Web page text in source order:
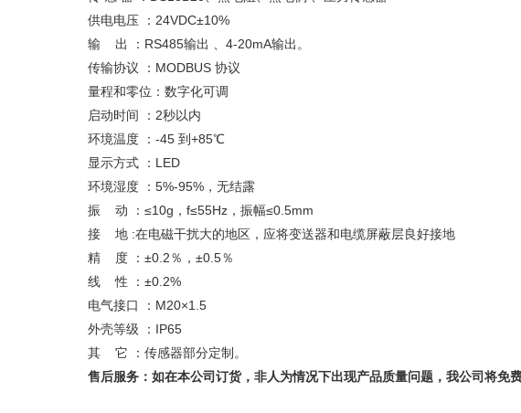
供电电压 ：24VDC±10%
输 出 ：RS485输出 、4-20mA输出。
传输协议 ：MODBUS 协议
量程和零位：数字化可调
启动时间 ：2秒以内
环境温度 ：-45 到+85℃
显示方式 ：LED
环境湿度 ：5%-95%，无结露
振 动 ：≤10g，f≤55Hz，振幅≤0.5mm
接 地 :在电磁干扰大的地区，应将变送器和电缆屏蔽层良好接地
精 度 ：±0.2％，±0.5％
线 性 ：±0.2%
电气接口 ：M20×1.5
外壳等级 ：IP65
其 它 ：传感器部分定制。
售后服务：如在本公司订货，非人为情况下出现产品质量问题，我公司将免费